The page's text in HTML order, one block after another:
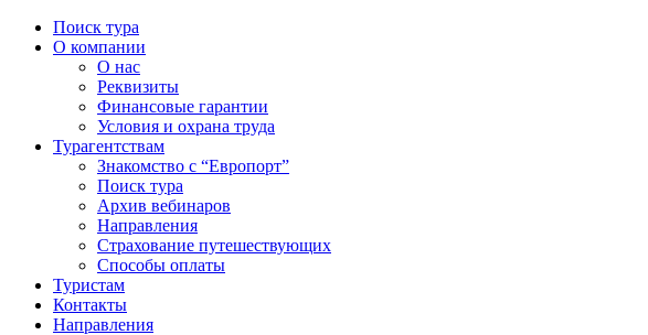
Поиск тура
О компании
О нас
Реквизиты
Финансовые гарантии
Условия и охрана труда
Турагентствам
Знакомство с “Европорт”
Поиск тура
Архив вебинаров
Направления
Страхование путешествующих
Способы оплаты
Туристам
Контакты
Направления